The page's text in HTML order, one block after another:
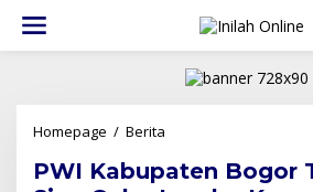
konten
Homepage / Berita
Bogor
PWI Kabupaten Bogor